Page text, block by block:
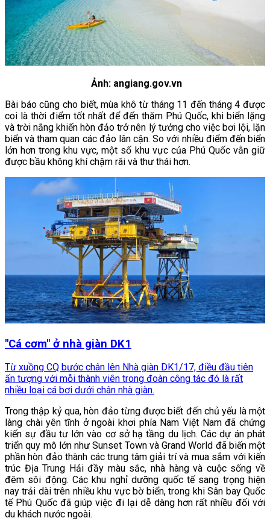
Ảnh: angiang.gov.vn
Bài báo cũng cho biết, mùa khô từ tháng 11 đến tháng 4 được
coi là thời điểm tốt nhất để đến thăm Phú Quốc, khi biển lặng
và trời nắng khiến hòn đảo trở nên lý tưởng cho việc bơi lội, lặn
biển và tham quan các đảo lân cận. So với nhiều điểm đến biển
lớn hơn trong khu vực, một số khu vực của Phú Quốc vẫn giữ
được bầu không khí chậm rãi và thư thái hơn.
"Cá cơm" ở nhà giàn DK1
Từ xuồng CQ bước chân lên Nhà giàn DK1/17, điều đầu tiên
ấn tượng với mỗi thành viên trong đoàn công tác đó là rất
nhiều loại cá bơi dưới chân nhà giàn.
Trong thập kỷ qua, hòn đảo từng được biết đến chủ yếu là một
làng chài yên tĩnh ở ngoài khơi phía Nam Việt Nam đã chứng
kiến sự đầu tư lớn vào cơ sở hạ tầng du lịch. Các dự án phát
triển quy mô lớn như Sunset Town và Grand World đã biến một
phần hòn đảo thành các trung tâm giải trí và mua sắm với kiến
trúc Địa Trung Hải đầy màu sắc, nhà hàng và cuộc sống về
đêm sôi động. Các khu nghỉ dưỡng quốc tế sang trọng hiện
nay trải dài trên nhiều khu vực bờ biển, trong khi Sân bay Quốc
tế Phú Quốc đã giúp việc đi lại dễ dàng hơn rất nhiều đối với
du khách nước ngoài.